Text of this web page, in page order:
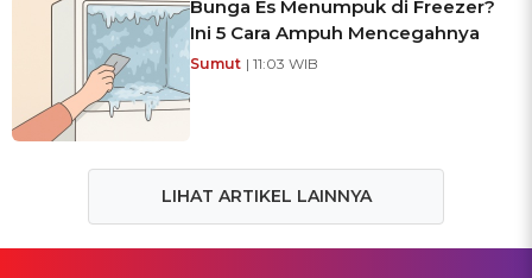
Bunga Es Menumpuk di Freezer?
Ini 5 Cara Ampuh Mencegahnya
Sumut | 11:03 WIB
LIHAT ARTIKEL LAINNYA